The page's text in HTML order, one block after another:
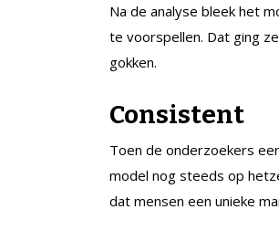
Na de analyse bleek het
te voorspellen. Dat ging
gokken.
Consistent
Toen de onderzoekers
model nog steeds op
dat mensen een unieke